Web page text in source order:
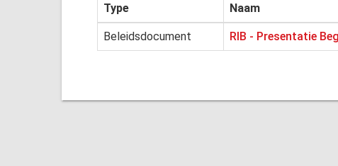
Type Naam
Beleidsdocument RIB - Presentatie